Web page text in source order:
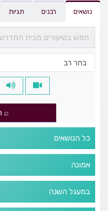
נושאים רבנים תגיות
כל הנושאים
אמונה
במעגל השנה